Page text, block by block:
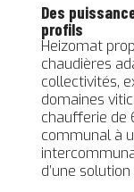
Des
profils
Heizomat
chaudières
collectivités,
domaines
chaufferie de
communal à
d’une